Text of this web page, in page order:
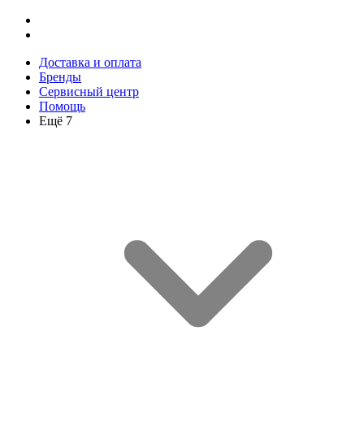
Доставка и оплата
Бренды
Сервисный центр
Помощь
Ещё 7